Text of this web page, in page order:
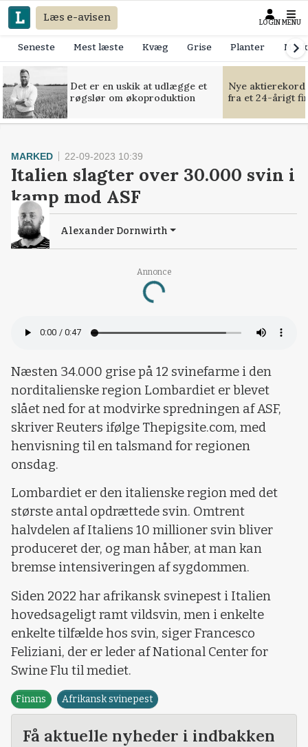
Læs e-avisen LOGIN MENU
Seneste Mest læste Kvæg Grise Planter
Det er en uskik at udlægge et
røgslør om økoproduktion
Nye
fra et 24-årigt
Annonce
Loading...
MARKED 22-09-2023 10:39
Italien slagter over 30.000 svin i
kamp mod ASF
Alexander Dornwirth
Næsten 34.000 grise på 12 svinefarme i den
norditalienske region Lombardiet er blevet
slået ned for at modvirke spredningen af ​ASF,
skriver Reuters ifølge Thepigsite.com, med
henvisning til en talsmand for regionen
onsdag.
Lombardiet er den italienske region med det
største antal opdrættede svin. Omtrent
halvdelen af Italiens 10 millioner svin bliver
produceret der, og man håber, at man kan
bremse intensiveringen af sygdommen.
Siden 2022 har afrikansk svinepest i Italien
hovedsageligt ramt vildsvin, men i enkelte
enkelte tilfælde hos svin, siger Francesco
Feliziani, der er leder af National Center for
Swine Flu til mediet.
Finans Afrikansk svinepest
Få aktuelle nyheder i indbakken